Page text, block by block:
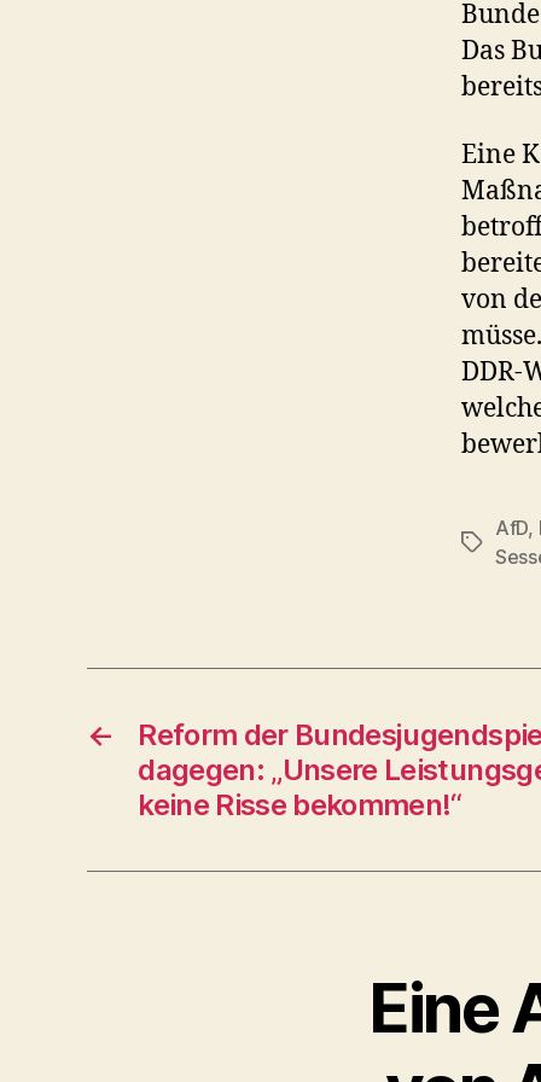
Das
Eine
von
DDR-
AfD,
←
Reform der
dagegen: „Unsere
keine Risse bekommen!“
Eine